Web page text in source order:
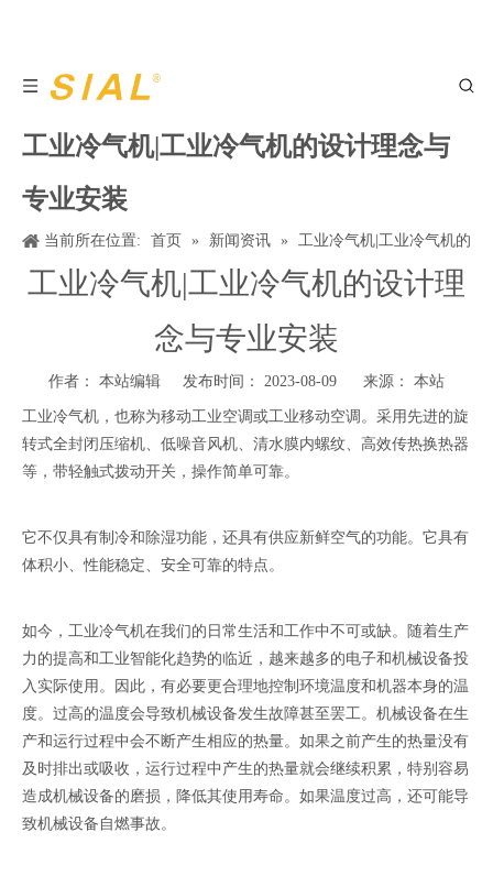
工业冷气机|工业冷气机的设计理念与
专业安装
当前所在位置: 首页 » 新闻资讯 »
工业冷气机|工业冷气机的
设计理念与专业安装
工业冷气机|工业冷气机的设计理
念与专业安装
作者： 本站编辑 发布时间： 2023-08-09 来源： 本站
工业冷气机，也称为移动工业空调或工业移动空调。采用先进的旋
转式全封闭压缩机、低噪音风机、清水膜内螺纹、高效传热换热器
等，带轻触式拨动开关，操作简单可靠。
它不仅具有制冷和除湿功能，还具有供应新鲜空气的功能。它具有
体积小、性能稳定、安全可靠的特点。
如今，工业冷气机在我们的日常生活和工作中不可或缺。随着生产
力的提高和工业智能化趋势的临近，越来越多的电子和机械设备投
入实际使用。因此，有必要更合理地控制环境温度和机器本身的温
度。过高的温度会导致机械设备发生故障甚至罢工。机械设备在生
产和运行过程中会不断产生相应的热量。如果之前产生的热量没有
及时排出或吸收，运行过程中产生的热量就会继续积累，特别容易
造成机械设备的磨损，降低其使用寿命。如果温度过高，还可能导
致机械设备自燃事故。